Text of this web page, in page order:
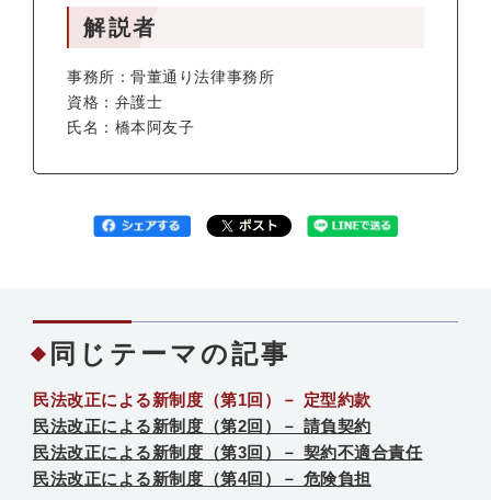
解説者
事務所：骨董通り法律事務所
資格：弁護士
氏名：橋本阿友子
同じテーマの記事
民法改正による新制度（第1回）－ 定型約款
民法改正による新制度（第2回）－ 請負契約
民法改正による新制度（第3回）－ 契約不適合責任
民法改正による新制度（第4回）－ 危険負担